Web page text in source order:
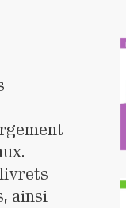
ainsi